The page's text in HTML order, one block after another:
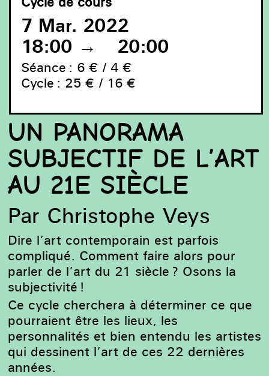
Juan Canizares, Famille, 2018 © / courtesy : l’artiste
7 Mar. 2022
18:00 → 20:00
Séance : 6€ / 4€
Cycle : 25€ /16€
UN PANORAMA
SUBJECTIF DE L’ART
AU 21E SIÈCLE
Par Christophe Veys
Dire l’art contemporain est parfois
compliqué. Comment faire alors pour
parler de l’art du 21 siècle ? Osons la
subjectivité !
Ce cycle cherchera à déterminer ce que
pourraient être les lieux, les
personnalités et bien entendu les artistes
qui dessinent l’art de ces 22 dernières
années.